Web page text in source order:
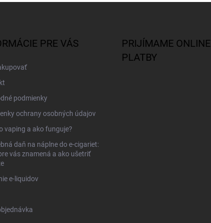
PRE VÁS
podmienky
ochrany osobných údajov
vaping a ako funguje?
daň na náplne do e-cigariet:
vás znamená a ako ušetriť
e-liquidov
PRIJÍMAME ONLINE
PLATBY